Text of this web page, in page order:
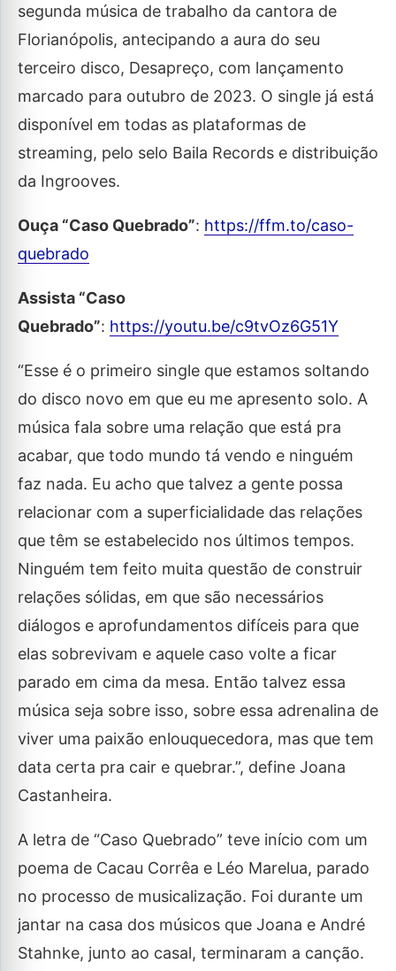
segunda música de trabalho da cantora de
Florianópolis, antecipando a aura do seu
terceiro disco, Desapreço, com lançamento
marcado para outubro de 2023. O single já está
disponível em todas as plataformas de
streaming, pelo selo Baila Records e distribuição
da Ingrooves.
Ouça “Caso Quebrado”: https://ffm.to/caso-
quebrado
Assista “Caso
Quebrado”: https://youtu.be/c9tvOz6G51Y
“Esse é o primeiro single que estamos soltando
do disco novo em que eu me apresento solo. A
música fala sobre uma relação que está pra
acabar, que todo mundo tá vendo e ninguém
faz nada. Eu acho que talvez a gente possa
relacionar com a superficialidade das relações
que têm se estabelecido nos últimos tempos.
Ninguém tem feito muita questão de construir
relações sólidas, em que são necessários
diálogos e aprofundamentos difíceis para que
elas sobrevivam e aquele caso volte a ficar
parado em cima da mesa. Então talvez essa
música seja sobre isso, sobre essa adrenalina de
viver uma paixão enlouquecedora, mas que tem
data certa pra cair e quebrar.”, define Joana
Castanheira.
A letra de “Caso Quebrado” teve início com um
poema de Cacau Corrêa e Léo Marelua, parado
no processo de musicalização. Foi durante um
jantar na casa dos músicos que Joana e André
Stahnke, junto ao casal, terminaram a canção.